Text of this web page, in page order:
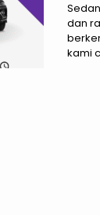
dan
kami